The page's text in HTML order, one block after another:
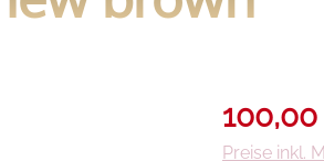
Preise inkl.